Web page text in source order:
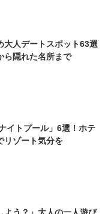
大人デートスポット63選
ら隠れた名所まで
イトプール」6選！ホテ
リゾート気分を
よう？」大人の一人遊び